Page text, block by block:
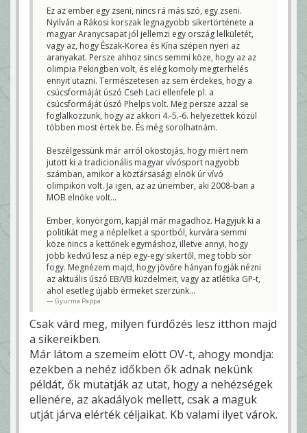
Ez az ember egy zseni, nincs rá más szó, egy zseni.
Nyilván a Rákosi korszak legnagyobb sikertörténete a
magyar Aranycsapat jól jellemzi egy ország lelkületét,
vagy az, hogy Észak-Korea és Kína szépen nyeri az
aranyakat. Persze ahhoz sincs semmi köze, hogy az az
olimpia Pekingben volt, és elég komoly megterhelés
ennyit utazni. Természetesen az sem érdekes, hogy a
csúcsformáját úszó Cseh Laci ellenfele pl. a
csúcsformáját úszó Phelps volt. Meg persze azzal se
foglalkozzunk, hogy az akkori 4.-5.-6. helyezettek közül
többen most értek be. És még sorolhatnám.
Beszélgessünk már arról okostojás, hogy miért nem
jutott ki a tradicionális magyar vívósport nagyobb
számban, amikor a köztársasági elnök úr vívó
olimpikon volt. Ja igen, az az úriember, aki 2008-ban a
MOB elnöke volt...
Ember, könyörgöm, kapjál már magadhoz. Hagyjuk ki a
politikát meg a néplelket a sportból, kurvára semmi
köze nincs a kettőnek egymáshoz, illetve annyi, hogy
jobb kedvű lesz a nép egy-egy sikertől, meg több sör
fogy. Megnézem majd, hogy jövőre hányan fogják nézni
az aktuális úszó EB/VB küzdelmeit, vagy az atlétika GP-t,
ahol esetleg újabb érmeket szerzünk...
Gyurma Pappa
Csak várd meg, milyen fürdőzés lesz itthon majd
a sikereikben.
Már látom a szemeim elött OV-t, ahogy mondja:
ezekben a nehéz időkben ők adnak nekünk
példát, ők mutatják az utat, hogy a nehézségek
ellenére, az akadályok mellett, csak a maguk
utját járva elérték céljaikat. Kb valami ilyet várok.